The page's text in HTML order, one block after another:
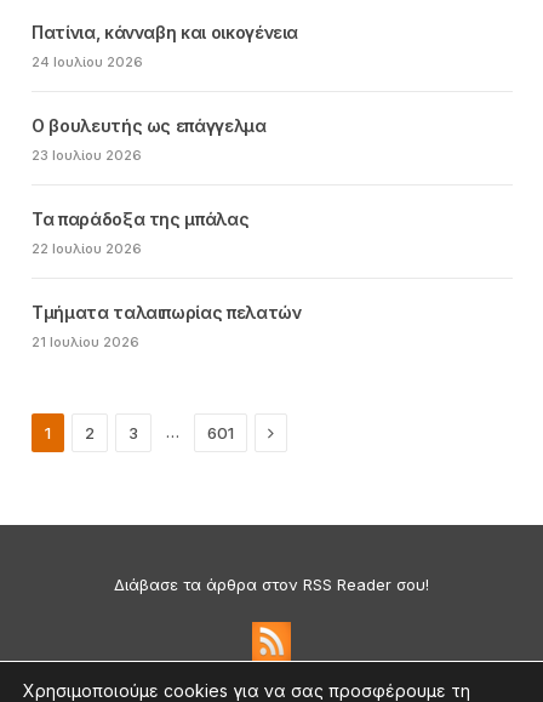
Πατίνια, κάνναβη και οικογένεια
24 Ιουλίου 2026
Ο βουλευτής ως επάγγελμα
23 Ιουλίου 2026
Τα παράδοξα της μπάλας
22 Ιουλίου 2026
Τμήματα ταλαιπωρίας πελατών
21 Ιουλίου 2026
1 2 3 … 601 Next
Διάβασε τα άρθρα στον RSS Reader σου!
Χρησιμοποιούμε cookies για να σας προσφέρουμε τη